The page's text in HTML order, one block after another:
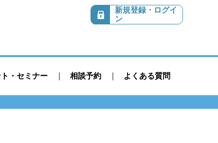
新規登録・ログイ
ン
・セミナー 相談予約 よくある質問